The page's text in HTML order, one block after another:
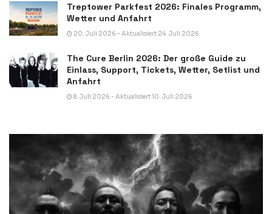
Treptower Parkfest 2026: Finales Programm,
Wetter und Anfahrt
20. Juli 2026 - Aktualisiert 24. Juli 2026
The Cure Berlin 2026: Der große Guide zu
Einlass, Support, Tickets, Wetter, Setlist und
Anfahrt
8. Juli 2026 - Aktualisiert 10. Juli 2026